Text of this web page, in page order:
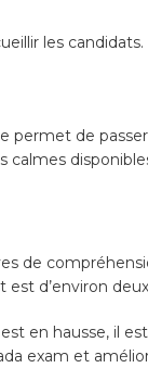
les
permet de
calmes
de
d’environ
en hausse, il
exam et